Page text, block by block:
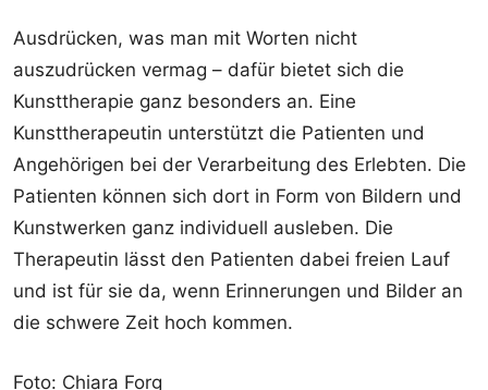
Ausdrücken, was man mit Worten nicht
auszudrücken vermag – dafür bietet sich die
Kunsttherapie ganz besonders an. Eine
Kunsttherapeutin unterstützt die Patienten und
Angehörigen bei der Verarbeitung des Erlebten. Die
Patienten können sich dort in Form von Bildern und
Kunstwerken ganz individuell ausleben. Die
Therapeutin lässt den Patienten dabei freien Lauf
und ist für sie da, wenn Erinnerungen und Bilder an
die schwere Zeit hoch kommen.
Foto: Chiara Forg